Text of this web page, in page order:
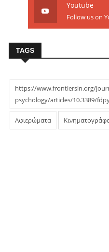
Youtube
Follow us on
TAGS
https://www.frontiersin.org/
psychology/articles/10.3389/
Αφιερώματα